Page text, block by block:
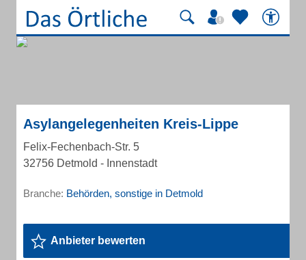
Asylangelegenheiten Kreis-Lippe
Felix-Fechenbach-Str. 5
32756 Detmold - Innenstadt
Branche: Behörden, sonstige in Detmold
Anbieter bewerten